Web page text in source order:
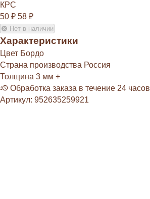
КРС
50 ₽ 58 ₽
Нет в наличии
Характеристики
Цвет Бордо
Страна производства Россия
Толщина 3 мм +
Обработка заказа в течение 24 часов
Артикул: 952635259921